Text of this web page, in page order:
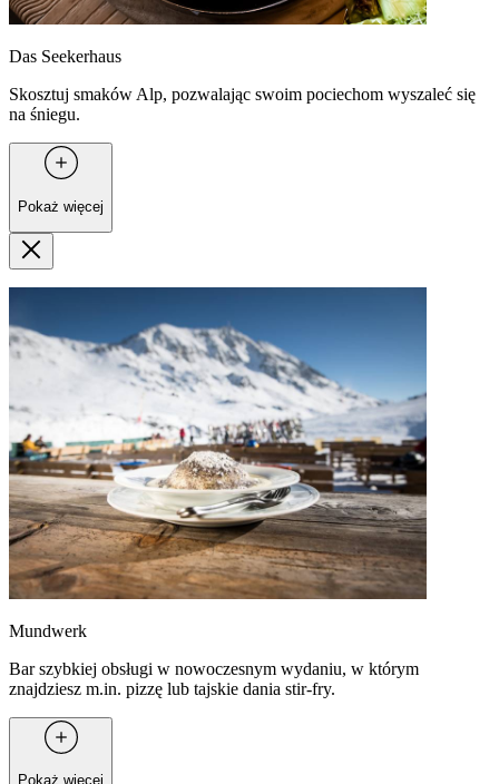
Das Seekerhaus
Skosztuj smaków Alp, pozwalając swoim pociechom wyszaleć się
na śniegu.
Pokaż więcej
Mundwerk
Bar szybkiej obsługi w nowoczesnym wydaniu, w którym
znajdziesz m.in. pizzę lub tajskie dania stir-fry.
Pokaż więcej